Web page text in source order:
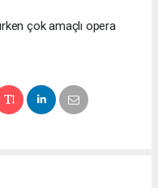
çok amaçlı opera